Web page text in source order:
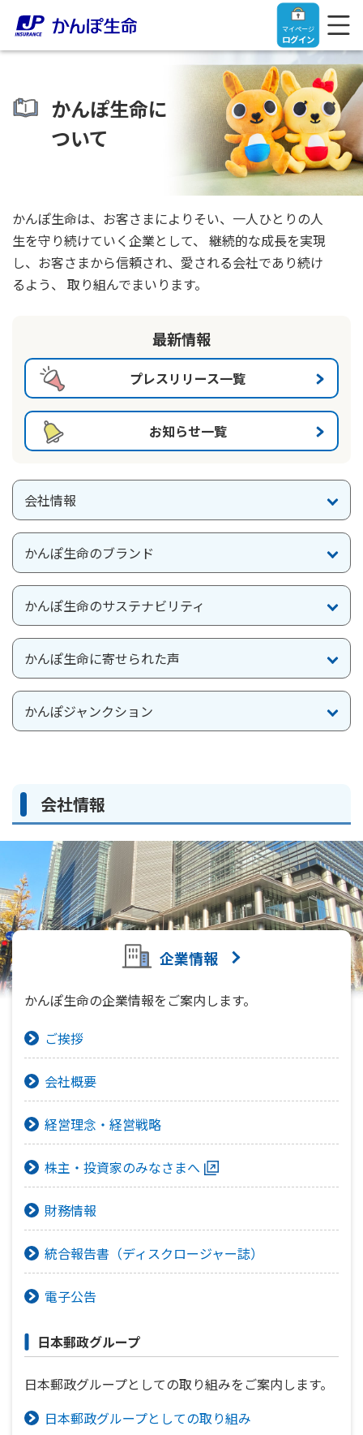
マイページ
ログイン
トップ
ご契約者さま
マイページログイン
入院保険金・手術保険金のご請求
お手続き一覧
きっかけ・できごとから探す
マイページでできること
新規登録
ログイン
ご契約内容の確認
各種サービス・お知らせ
かんぽプラチナライフサービス
お問い合わせ
保険をご検討中のお客さま
保険をご検討中のお客さま
終身保険
養老保険
定期保険
長寿支援保険
お見積りシミュレーション
資料請求
保険の探し方のポイント
保険かんたん診断
これからのライフイベントでかかる費用とは？
ご契約手続きの流れ
保険用語集
お問い合わせ
法人のお客さま
【まずはご相談ください】企業経営でお悩みの方はこ
ちら
法人のお客さま向け商品一覧
目的から探す
法人向け資料請求
お問い合わせ先
かんぽのLifeサポートナビ
お金
子育て
ライフプラン
かんぽアプリ～かんぽの健康と安心を手のひらに～
すこやか健康ラボ
ラジオ体操・みんなの体操
ラジオ体操ポータルサイト
かんぽ生命について
かんぽ生命について
ご挨拶
経営理念・経営戦略
会社概要
財務情報
株主・投資家のみなさまへ
日本郵政グループとしての取り組み
採用情報
CM・オウンドメディア／ソーシャルメディア
かんぽブランド
かんぽ生命のサステナビリティ
かんぽジャンクション
よくあるご質問
お問い合わせ
サステナビリティ
株主・投資家のみなさまへ
採用情報
English
かんぽ生命に
ついて
かんぽ生命は、お客さまによりそい、一人ひとりの人
生を守り続けていく企業として、 継続的な成長を実現
し、お客さまから信頼され、愛される会社であり続け
るよう、 取り組んでまいります。
最新情報
プレスリリース一覧
お知らせ一覧
会社情報
かんぽ生命のブランド
かんぽ生命のサステナビリティ
かんぽ生命に寄せられた声
かんぽジャンクション
会社情報
企業情報
かんぽ生命の企業情報をご案内します。
ご挨拶
会社概要
経営理念・経営戦略
株主・投資家のみなさまへ
財務情報
統合報告書（ディスクロージャー誌）
電子公告
日本郵政グループ
日本郵政グループとしての取り組みをご案内します。
日本郵政グループとしての取り組み